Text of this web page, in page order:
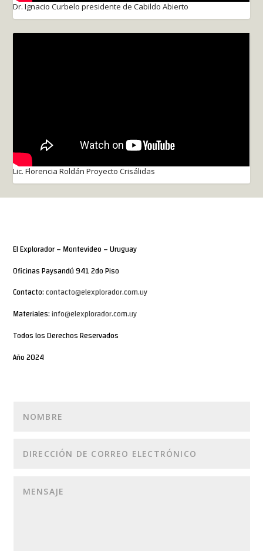
Dr. Ignacio Curbelo presidente de Cabildo Abierto
Lic. Florencia Roldán Proyecto Crisálidas
El Explorador – Montevideo – Uruguay
Oficinas Paysandú 941 2do Piso
Contacto:contacto@elexplorador.com.uy
Materiales:info@elexplorador.com.uy
Todos los Derechos Reservados
Año 2024